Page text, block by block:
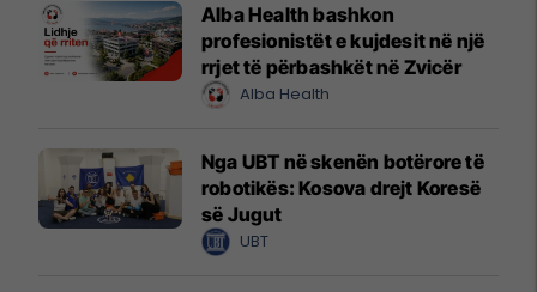
Alba Health bashkon
profesionistët e kujdesit në një
rrjet të përbashkët në Zvicër
Alba Health
Nga UBT në skenën botërore të
robotikës: Kosova drejt Koresë
së Jugut
UBT